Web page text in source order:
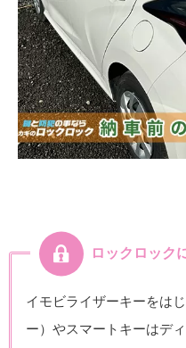
ロックロック
イモビライザーキーをは
ー）やスマートキーはデ